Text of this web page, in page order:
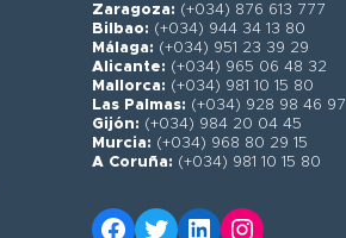
Zaragoza: (+034) 876 613 777
Bilbao: (+034) 944 34 13 80
Málaga: (+034) 951 23 39 29
Alicante: (+034) 965 06 48 32
Mallorca: (+034) 981 10 15 80
Las Palmas: (+034) 928 98 46 97
Gijón: (+034) 984 20 04 45
Murcia: (+034) 968 80 29 15
A Coruña: (+034) 981 10 15 80